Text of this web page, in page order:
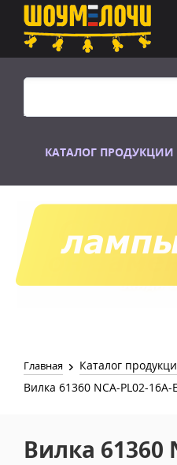
КАТАЛОГ ПРОДУКЦИИ
Распродажа
Главная Каталог
Вилка 61360 NCA-PL02-
Вилка 61360